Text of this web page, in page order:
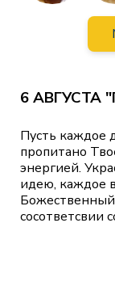
6 АВГУСТА
Пусть каждое
пропитано
энергией.
идею, каждое
сосответсвии